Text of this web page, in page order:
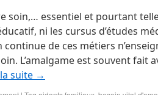
soin,… essentiel et pourtant
ni les cursus d’études
de ces métiers
L’amalgame est souvent fait
suite →